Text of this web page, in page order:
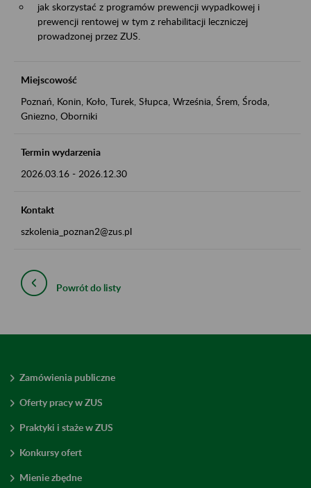
jak skorzystać z programów prewencji wypadkowej i
prewencji rentowej w tym z rehabilitacji leczniczej
prowadzonej przez ZUS.
Miejscowość
Poznań, Konin, Koło, Turek, Słupca, Września, Śrem, Środa,
Gniezno, Oborniki
Termin wydarzenia
2026.03.16 - 2026.12.30
Kontakt
szkolenia_poznan2@zus.pl
Powrót do listy
Zamówienia publiczne
Oferty pracy w ZUS
Praktyki i staże w ZUS
Konkursy ofert
Mienie zbędne